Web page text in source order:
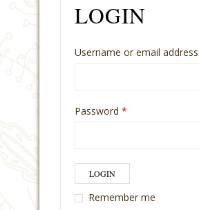
LOGIN
Username or email address
Password *
Remember me